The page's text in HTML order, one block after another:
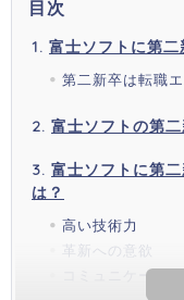
目次
富士ソフトに第二
第二新卒は転職
富士ソフトの第
富士ソフトに第
は？
高い技術力
革新への意欲
コミュニケーシ